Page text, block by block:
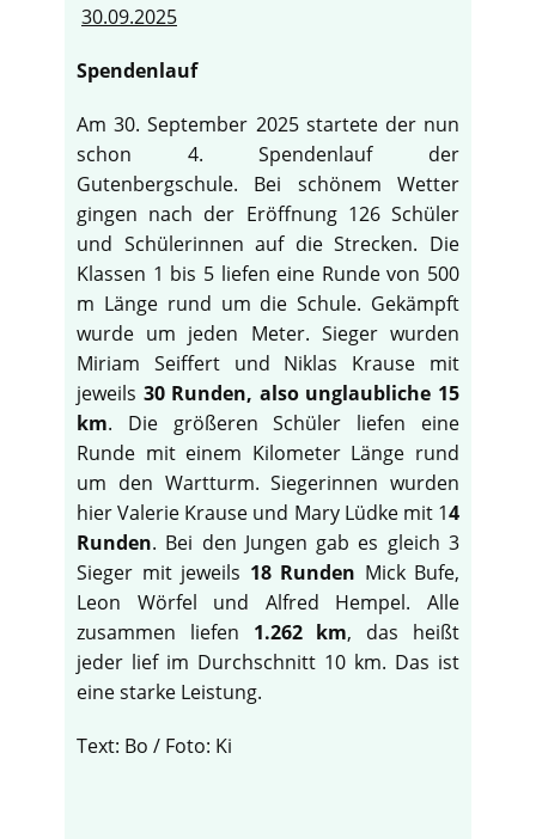
30.09.2025
Spendenlauf
Am 30. September 2025 startete der nun
schon 4. Spendenlauf der
Gutenbergschule. Bei schönem Wetter
gingen nach der Eröffnung 126 Schüler
und Schülerinnen auf die Strecken. Die
Klassen 1 bis 5 liefen eine Runde von 500
m Länge rund um die Schule. Gekämpft
wurde um jeden Meter. Sieger wurden
Miriam Seiffert und Niklas Krause mit
jeweils 30 Runden, also unglaubliche 15
km. Die größeren Schüler liefen eine
Runde mit einem Kilometer Länge rund
um den Wartturm. Siegerinnen wurden
hier Valerie Krause und Mary Lüdke mit 14
Runden. Bei den Jungen gab es gleich 3
Sieger mit jeweils 18 Runden Mick Bufe,
Leon Wörfel und Alfred Hempel. Alle
zusammen liefen 1.262 km, das heißt
jeder lief im Durchschnitt 10 km. Das ist
eine starke Leistung.
Text: Bo / Foto: Ki